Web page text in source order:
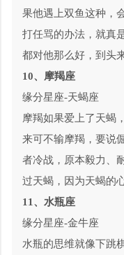
果他遇上双鱼这种，
打任骂的办法，就真
都对他那么好，到头
10、摩羯座
缘分星座-天蝎座
摩羯如果爱上了天蝎
来可不输摩羯，要说
者冷战，原本毅力、
过天蝎，因为天蝎的
11、水瓶座
缘分星座-金牛座
水瓶的思维就像下跳